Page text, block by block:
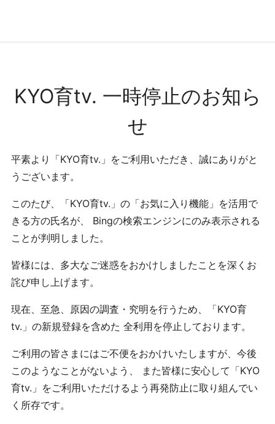
コンテンツへ
ホーム
KYO育tv. 一時停止のお知ら
せ
平素より「KYO育tv.」をご利用いただき、誠にありがと
うございます。
このたび、「KYO育tv.」の「お気に入り機能」を活用で
きる方の氏名が、 Bingの検索エンジンにのみ表示される
ことが判明しました。
皆様には、多大なご迷惑をおかけしましたことを深くお
詫び申し上げます。
現在、至急、原因の調査・究明を行うため、「KYO育
tv.」の新規登録を含めた 全利用を停止しております。
ご利用の皆さまにはご不便をおかけいたしますが、今後
このようなことがないよう、 また皆様に安心して「KYO
育tv.」をご利用いただけるよう再発防止に取り組んでい
く所存です。